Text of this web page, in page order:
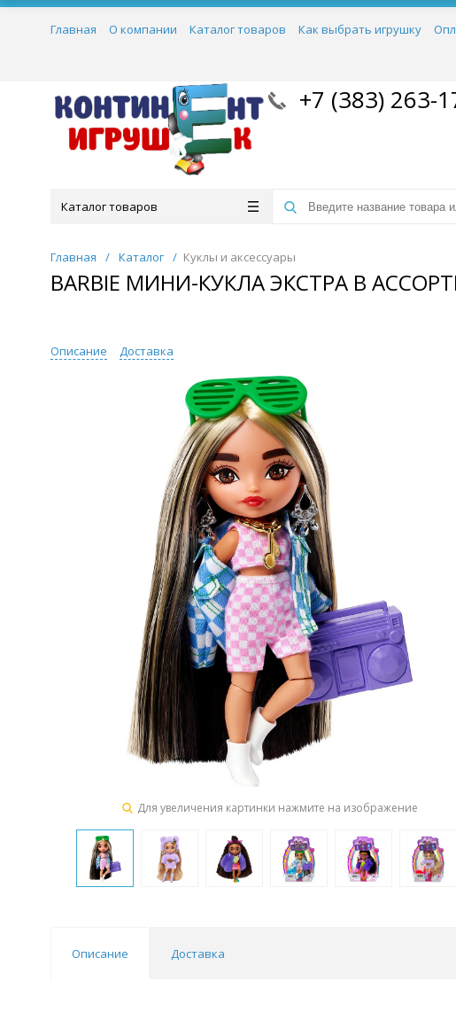
Главная О компании Каталог товаров Как выбрать игрушку
+7 (383) 263-
Каталог товаров
Главная / Каталог / Куклы и аксессуары
BARBIE МИНИ-КУКЛА ЭКСТРА В
Описание Доставка
Для увеличения картинки нажмите на изображение
Описание Доставка